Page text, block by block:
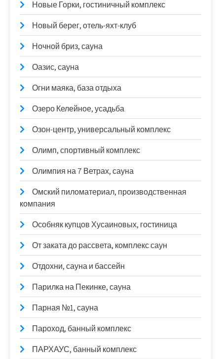
Новые Горки, гостиничный комплекс
Новый берег, отель-яхт-клуб
Ночной бриз, сауна
Оазис, сауна
Огни маяка, база отдыха
Озеро Келейное, усадьба
Озон-центр, универсальный комплекс
Олимп, спортивный комплекс
Олимпия на 7 Ветрах, сауна
Омский пиломатериал, производственная
компания
Особняк купцов Хусаиновых, гостиница
От заката до рассвета, комплекс саун
Отдохни, сауна и бассейн
Парилка на Пекинке, сауна
Парная №1, сауна
Пароход, банный комплекс
ПАРХАУС, банный комплекс